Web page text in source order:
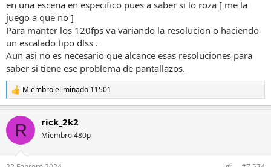
en una escena en especifico pues a saber si lo roza [ me la
juego a que no ]
Para manter los 120fps va variando la resolucion o haciendo
un escalado tipo dlss .
Aun asi no es necesario que alcance esas resoluciones para
saber si tiene ese problema de pantallazos.
R
e
c
i
Miembro eliminado 11501
R rick_2k2
Miembro 480p